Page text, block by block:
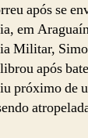
após se
em
Militar,
após
próximo de